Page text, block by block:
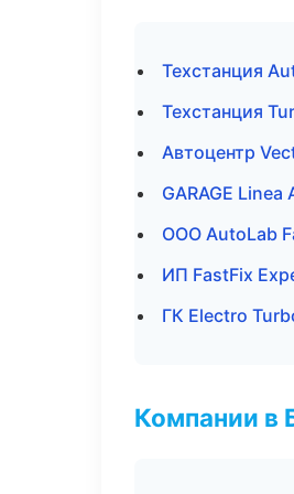
Техстанция
Техстанция
Автоцентр
GARAGE
ООО AutoLab
ИП FastFix
ГК Electro
Компании в